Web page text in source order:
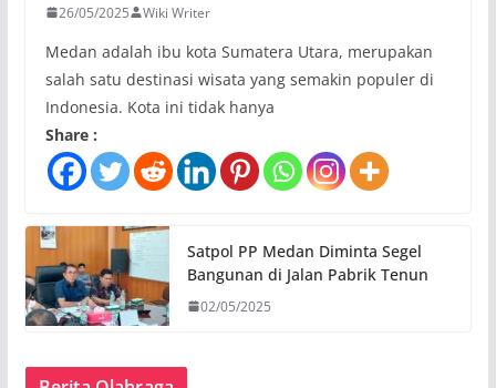
26/05/2025 Wiki Writer
Medan adalah ibu kota Sumatera Utara, merupakan
salah satu destinasi wisata yang semakin populer di
Indonesia. Kota ini tidak hanya
Share :
Satpol PP Medan Diminta Segel
Bangunan di Jalan Pabrik Tenun
02/05/2025